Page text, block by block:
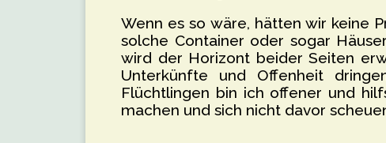
Wenn es so wäre, hätten wir keine
solche Container oder sogar
wird der Horizont beider Seiten
Unterkünfte und Offenheit
Flüchtlingen bin ich offener und
machen und sich nicht davor